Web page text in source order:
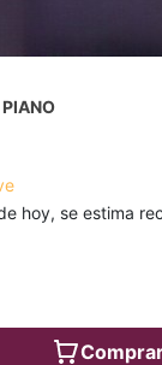
hoy, se estima